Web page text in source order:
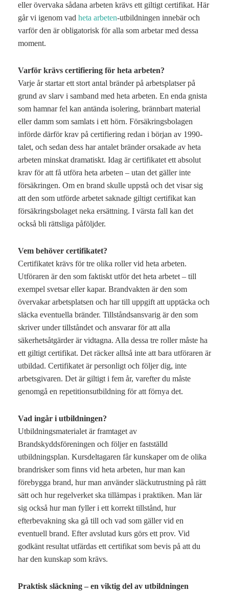
eller övervaka sådana arbeten krävs ett giltigt certifikat. Här
går vi igenom vad heta arbeten-utbildningen innebär och
varför den är obligatorisk för alla som arbetar med dessa
moment.
Varför krävs certifiering för heta arbeten?
Varje år startar ett stort antal bränder på arbetsplatser på
grund av slarv i samband med heta arbeten. En enda gnista
som hamnar fel kan antända isolering, brännbart material
eller damm som samlats i ett hörn. Försäkringsbolagen
införde därför krav på certifiering redan i början av 1990-
talet, och sedan dess har antalet bränder orsakade av heta
arbeten minskat dramatiskt. Idag är certifikatet ett absolut
krav för att få utföra heta arbeten – utan det gäller inte
försäkringen. Om en brand skulle uppstå och det visar sig
att den som utförde arbetet saknade giltigt certifikat kan
försäkringsbolaget neka ersättning. I värsta fall kan det
också bli rättsliga påföljder.
Vem behöver certifikatet?
Certifikatet krävs för tre olika roller vid heta arbeten.
Utföraren är den som faktiskt utför det heta arbetet – till
exempel svetsar eller kapar. Brandvakten är den som
övervakar arbetsplatsen och har till uppgift att upptäcka och
släcka eventuella bränder. Tillståndsansvarig är den som
skriver under tillståndet och ansvarar för att alla
säkerhetsåtgärder är vidtagna. Alla dessa tre roller måste ha
ett giltigt certifikat. Det räcker alltså inte att bara utföraren är
utbildad. Certifikatet är personligt och följer dig, inte
arbetsgivaren. Det är giltigt i fem år, varefter du måste
genomgå en repetitionsutbildning för att förnya det.
Vad ingår i utbildningen?
Utbildningsmaterialet är framtaget av
Brandskyddsföreningen och följer en fastställd
utbildningsplan. Kursdeltagaren får kunskaper om de olika
brandrisker som finns vid heta arbeten, hur man kan
förebygga brand, hur man använder släckutrustning på rätt
sätt och hur regelverket ska tillämpas i praktiken. Man lär
sig också hur man fyller i ett korrekt tillstånd, hur
efterbevakning ska gå till och vad som gäller vid en
eventuell brand. Efter avslutad kurs görs ett prov. Vid
godkänt resultat utfärdas ett certifikat som bevis på att du
har den kunskap som krävs.
Praktisk släckning – en viktig del av utbildningen